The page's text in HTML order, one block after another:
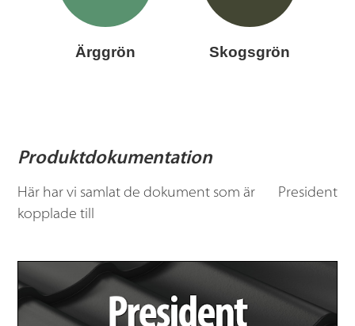
Ärggrön Skogsgrön
Produktdokumentation
Här har vi samlat de dokument som är
kopplade till
President